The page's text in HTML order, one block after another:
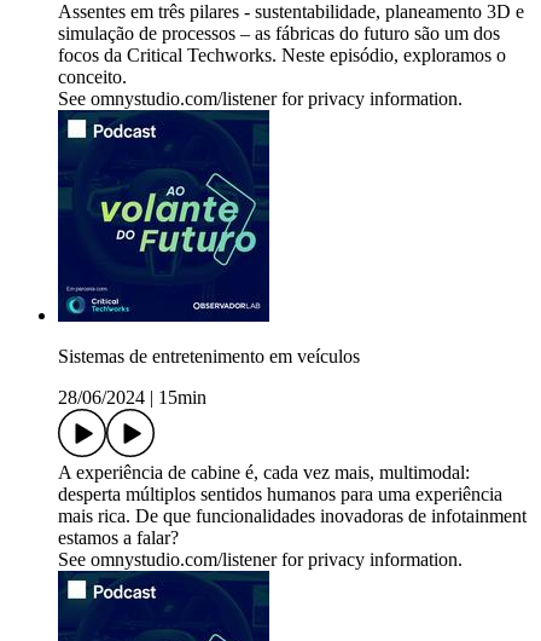
Assentes em três pilares - sustentabilidade, planeamento 3D e
simulação de processos – as fábricas do futuro são um dos
focos da Critical Techworks. Neste episódio, exploramos o
conceito.
See omnystudio.com/listener for privacy information.
Sistemas de entretenimento em veículos
28/06/2024
15min
A experiência de cabine é, cada vez mais, multimodal:
desperta múltiplos sentidos humanos para uma experiência
mais rica. De que funcionalidades inovadoras de infotainment
estamos a falar?
See omnystudio.com/listener for privacy information.